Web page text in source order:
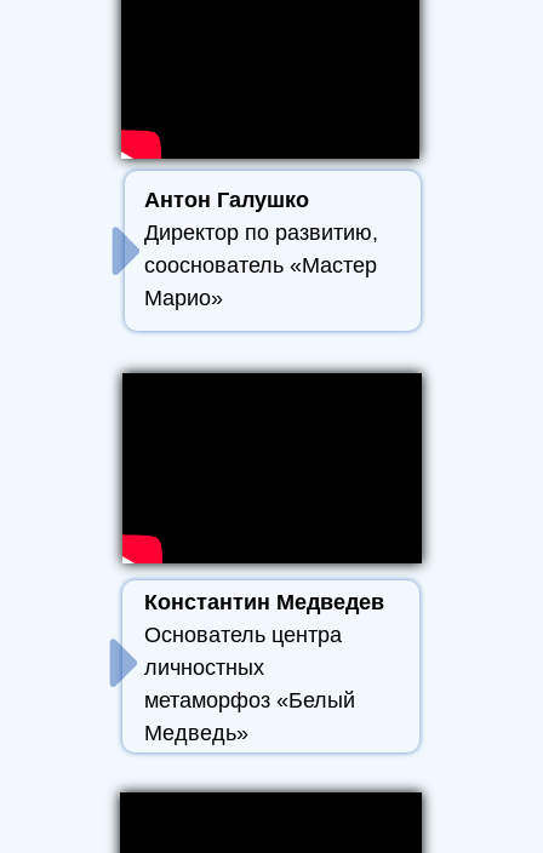
Антон Галушко
Директор по развитию,
сооснователь «Мастер
Марио»
Константин Медведев
Основатель центра
личностных
метаморфоз «Белый
Медведь»